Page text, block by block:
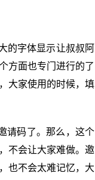
的字体显示让叔叔阿
方面也专门进行的了
大家使用的时候，填
请码了。那么，这个
不会让大家难做。邀
也不会太难记忆，大